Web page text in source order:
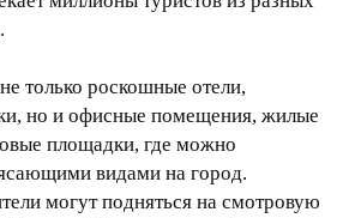
только роскошные отели,
но и офисные помещения, жилые
площадки, где можно
видами на город.
могут подняться на смотровую